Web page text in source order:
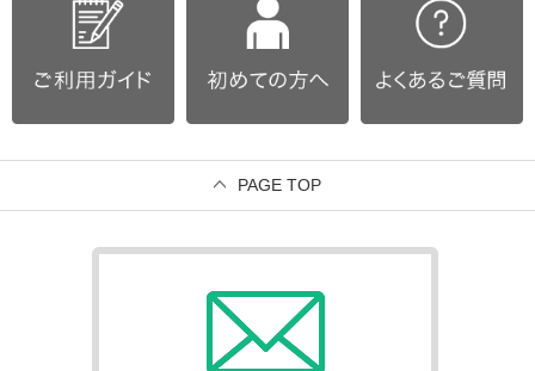
PAGE TOP